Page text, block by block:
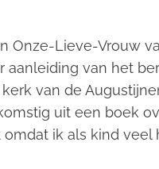
Onze-Lieve-Vrouw
aanleiding van het
van de
uit een boek
omdat ik als kind